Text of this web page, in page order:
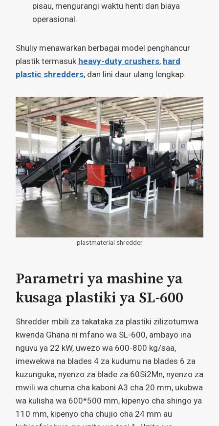
pisau, mengurangi waktu henti dan biaya
operasional.
Shuliy menawarkan berbagai model penghancur
plastik termasuk heavy-duty crushers, hard
plastic shredders, dan lini daur ulang lengkap.
plastmaterial shredder
Parametri ya mashine ya
kusaga plastiki ya SL-600
Shredder mbili za takataka za plastiki zilizotumwa
kwenda Ghana ni mfano wa SL-600, ambayo ina
nguvu ya 22 kW, uwezo wa 600-800 kg/saa,
imewekwa na blades 4 za kudumu na blades 6 za
kuzunguka, nyenzo za blade za 60Si2Mn, nyenzo za
mwili wa chuma cha kaboni A3 cha 20 mm, ukubwa
wa kulisha wa 600*500 mm, kipenyo cha shingo ya
110 mm, kipenyo cha chujio cha 24 mm au